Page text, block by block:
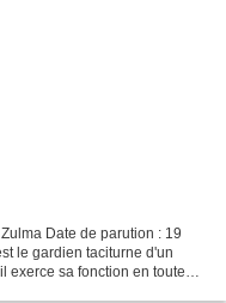
Date de parution : 19
le gardien taciturne d'un
exerce sa fonction en toute